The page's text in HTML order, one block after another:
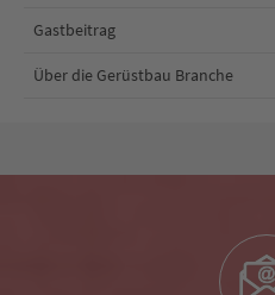
Gastbeitrag
Über die Gerüstbau Branche